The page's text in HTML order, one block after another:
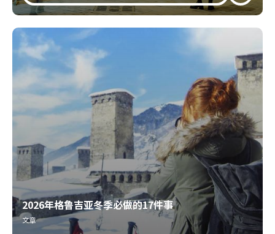
2026年格鲁吉亚冬季必做的17件事
文章